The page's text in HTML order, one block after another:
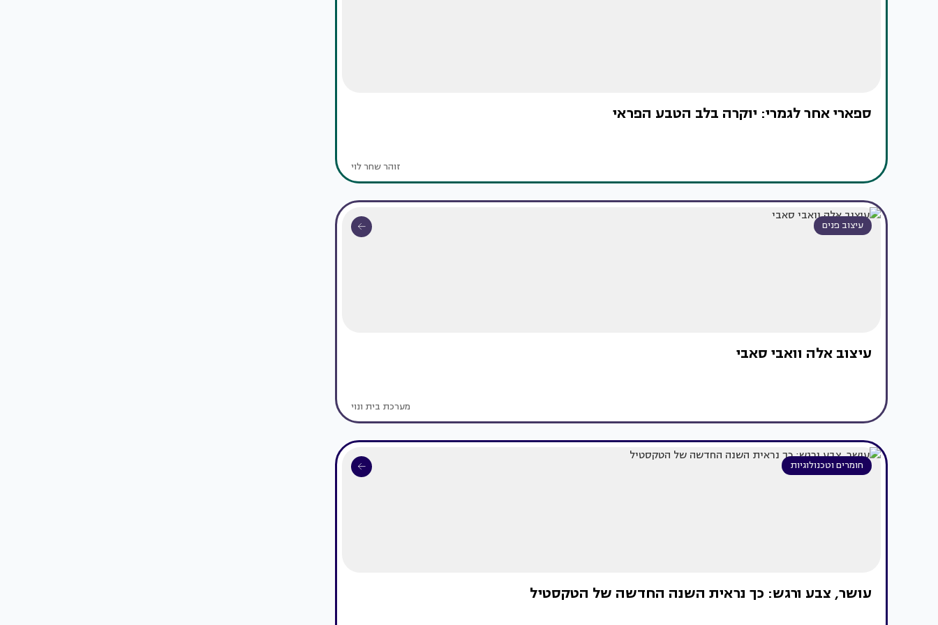
ספארי אחר לגמרי: יוקרה בלב הטבע הפראי
זוהר שחר לוי
עיצוב פנים
עיצוב אלה וואבי סאבי
מערכת בית ונוי
חומרים וטכנולוגיות
עושר, צבע ורגש: כך נראית השנה החדשה של הטקסטיל